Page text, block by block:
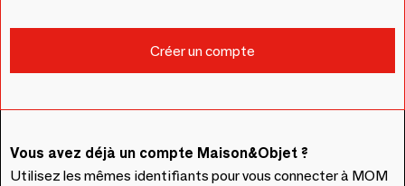
Vous avez déjà un compte Maison&Objet ?
Utilisez les mêmes identifiants pour vous connecter à MOM